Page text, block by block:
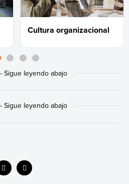
Cultura organizacional